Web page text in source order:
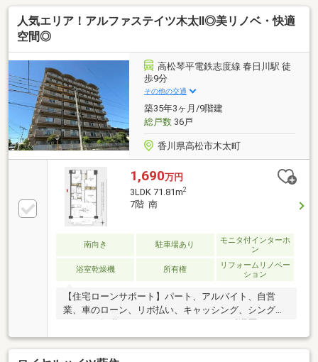
いう方ほどご相談ください！▼審査通過例・年収300
万＋車ローン／勤続1年→通過・年収260万／シングル
収180万円→承無理な営業はいたしません。通る方法
を一緒に探します。087-810-3147／【見学予約】から
も受付中
人気エリア！アルファステイツ木太Ⅱ◎美リノベ・快適
空間◎
高松琴平電鉄志度線 春日川駅 徒
歩9分
その他の交通
築35年3ヶ月/9階建
総戸数36戸
香川県高松市木太町
1,690万円
3LDK 71.81m2
7階 南
南向き 駐車場あり
モニタ付インターホ
ン
浴室乾燥機 所有権
リフォームリノベー
ション
【住宅ローンサポート】パート、アルバイト、自営
業、車のローン、リボ払い、キャッシング、シングル
など住宅ローン審査が不安、「自分は無理かも…」と
いう方ほどご相談ください！▼審査通過例・年収300